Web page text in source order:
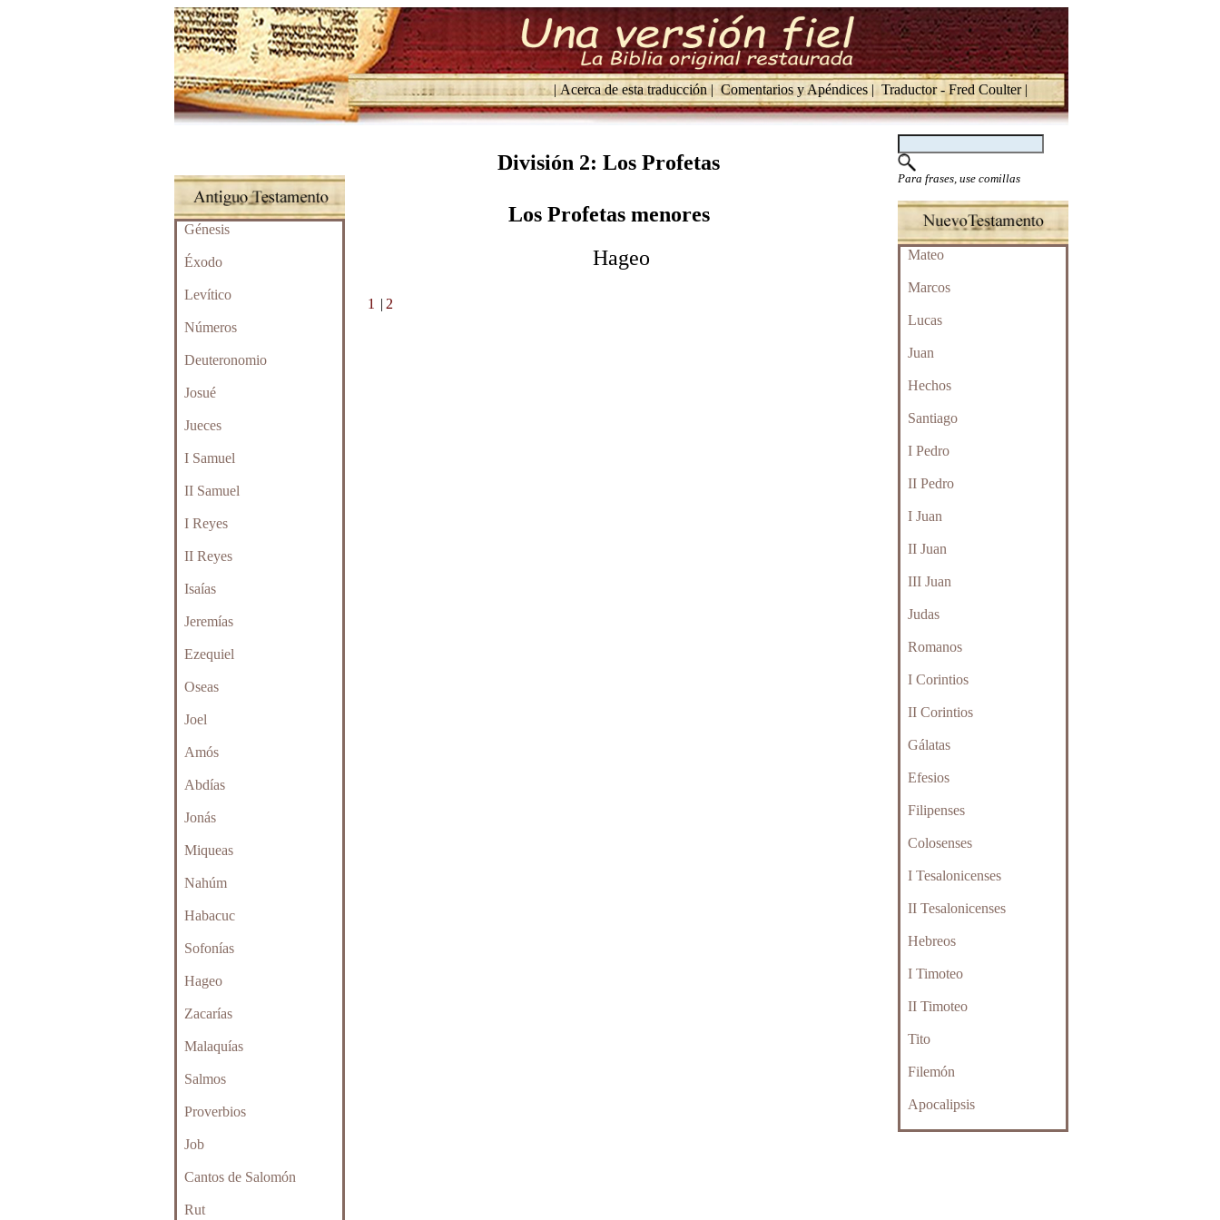
| Acerca de esta traducción | Comentarios y Apéndices | Traductor - Fred Coulter |
Génesis
Éxodo
Levítico
Números
Deuteronomio
Josué
Jueces
I Samuel
II Samuel
I Reyes
II Reyes
Isaías
Jeremías
Ezequiel
Oseas
Joel
Amós
Abdías
Jonás
Miqueas
Nahúm
Habacuc
Sofonías
Hageo
Zacarías
Malaquías
Salmos
Proverbios
Job
Cantos de Salomón
Rut
División 2: Los Profetas
Los Profetas menores
Hageo
1 | 2
Para frases, use comillas
Mateo
Marcos
Lucas
Juan
Hechos
Santiago
I Pedro
II Pedro
I Juan
II Juan
III Juan
Judas
Romanos
I Corintios
II Corintios
Gálatas
Efesios
Filipenses
Colosenses
I Tesalonicenses
II Tesalonicenses
Hebreos
I Timoteo
II Timoteo
Tito
Filemón
Apocalipsis